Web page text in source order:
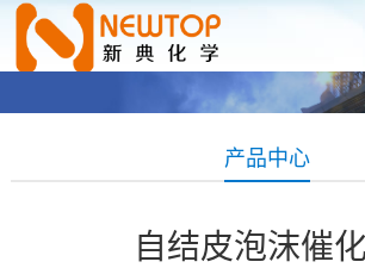
产品中心
自结皮泡沫催